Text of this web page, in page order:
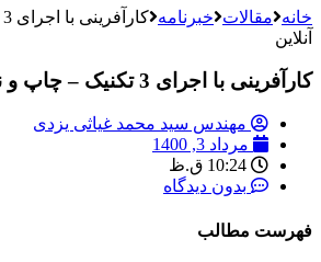
خانه مقالات خبرنامه
آنلاین
کارآفرینی با اجرای 3 تکنیک – چاپ و نشر آنلاین
مهندس سید محمد غیاثی یزدی
مرداد 3, 1400
10:24 ق.ظ
بدون دیدگاه
فهرست مطالب